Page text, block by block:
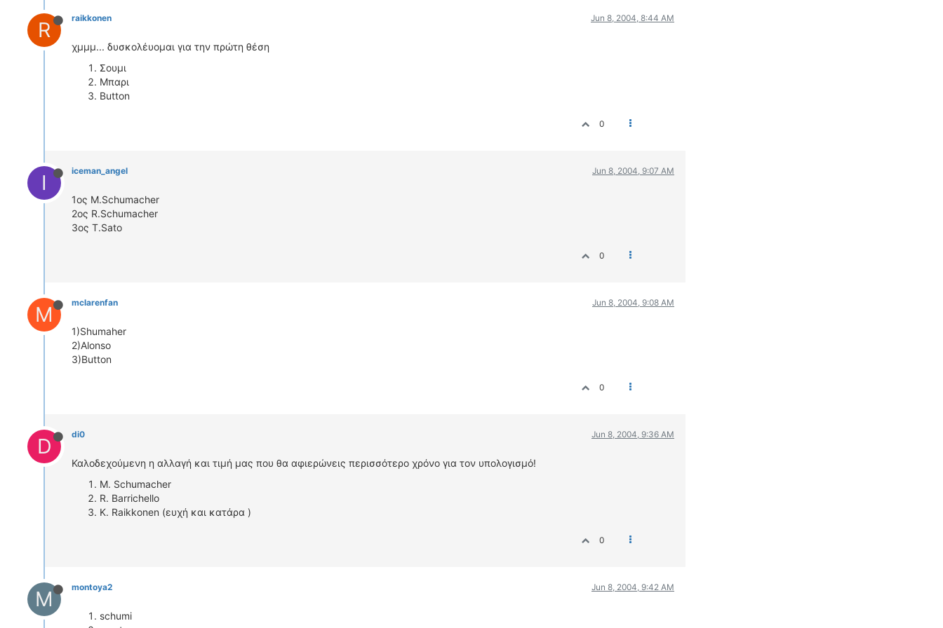
R raikkonen Jun 8, 2004, 8:44 AM
χμμμ... δυσκολέυομαι για την πρώτη θέση
Σουμι
Μπαρι
Βutton
0
I iceman_angel Jun 8, 2004, 9:07 AM
1oς Μ.Schumacher
2oς R.Schumacher
3oς T.Sato
0
M mclarenfan Jun 8, 2004, 9:08 AM
1)Shumaher
2)Alonso
3)Button
0
D di0 Jun 8, 2004, 9:36 AM
Καλοδεχούμενη η αλλαγή και τιμή μας που θα αφιερώνεις περισσότερο χρόνο για τον υπολογισμό!
M. Schumacher
R. Barrichello
Κ. Raikkonen (ευχή και κατάρα )
0
M montoya2 Jun 8, 2004, 9:42 AM
schumi